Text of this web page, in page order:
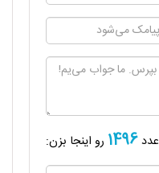
عدد1496 رو اینجا بزن: